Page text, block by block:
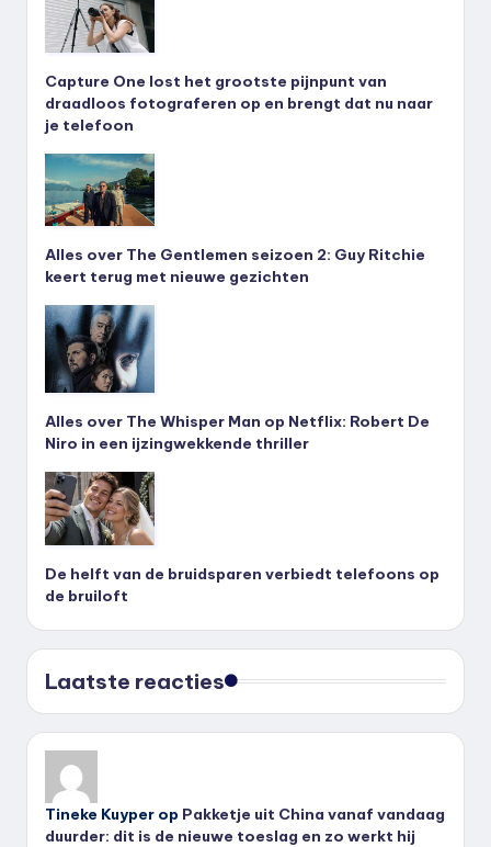
Capture One lost het grootste pijnpunt van
draadloos fotograferen op en brengt dat nu naar
je telefoon
Alles over The Gentlemen seizoen 2: Guy Ritchie
keert terug met nieuwe gezichten
Alles over The Whisper Man op Netflix: Robert De
Niro in een ijzingwekkende thriller
De helft van de bruidsparen verbiedt telefoons op
de bruiloft
Laatste reacties
Tineke Kuyper op Pakketje uit China vanaf vandaag
duurder: dit is de nieuwe toeslag en zo werkt hij